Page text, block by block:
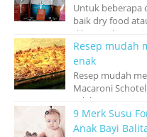
Untuk beberapa
baik dry food
dibuat sehingga
Resep mudah
enak
Resep mudah
Macaroni
salah satu pasta
9 Merk Susu
Anak Bayi